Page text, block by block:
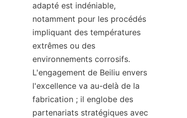
adapté est indéniable,
notamment pour les procédés
impliquant des températures
extrêmes ou des
environnements corrosifs.
L'engagement de Beiliu envers
l'excellence va au-delà de la
fabrication ; il englobe des
partenariats stratégiques avec